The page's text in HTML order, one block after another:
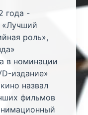
года -
«Лучший
роль»,
в номинации
издание»
назвал
фильмов